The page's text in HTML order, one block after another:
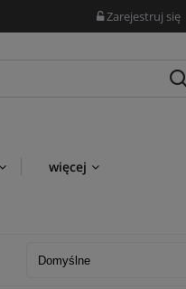
Zarejestruj się
więcej